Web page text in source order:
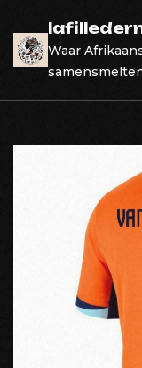
contentWaar